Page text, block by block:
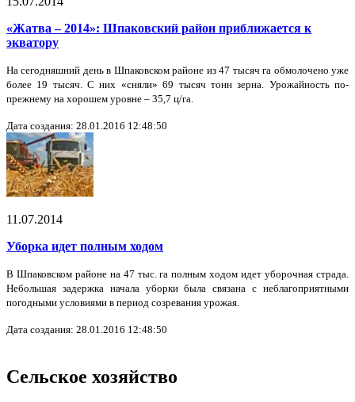
«Жатва – 2014»: Шпаковский район приближается к
экватору
На сегодняшний день в Шпаковском районе из 47 тысяч га обмолочено уже
более 19 тысяч. С них «сняли» 69 тысяч тонн зерна. Урожайность по-
прежнему на хорошем уровне – 35,7 ц/га.
Дата создания: 28.01.2016 12:48:50
11.07.2014
Уборка идет полным ходом
В Шпаковском районе на 47 тыс. га полным ходом идет уборочная страда.
Небольшая задержка начала уборки была связана с неблагоприятными
погодными условиями в период созревания урожая.
Дата создания: 28.01.2016 12:48:50
Сельское хозяйство